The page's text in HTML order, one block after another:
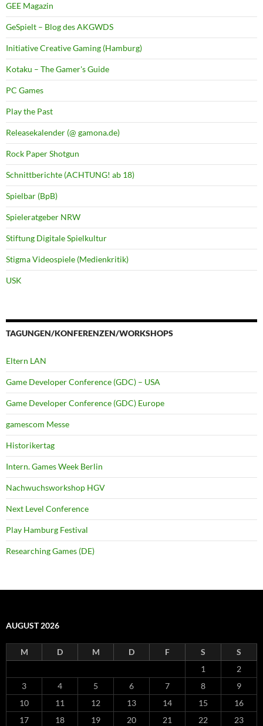
GEE Magazin
GeSpielt – Blog des AKGWDS
Initiative Creative Gaming (Hamburg)
Kotaku – The Gamer's Guide
PC Games
Play the Past
Releasekalender (@ gamona.de)
Rock Paper Shotgun
Schnittberichte (ACHTUNG! ab 18)
Spielbar (BpB)
Spieleratgeber NRW
Stiftung Digitale Spielkultur
Stigma Videospiele (Medienkritik)
USK
TAGUNGEN/KONFERENZEN/WORKSHOPS
Eltern LAN
Game Developer Conference (GDC) – USA
Game Developer Conference (GDC) Europe
gamescom Messe
Historikertag
Intern. Games Week Berlin
Nachwuchsworkshop HGV
Next Level Conference
Play Hamburg Festival
Researching Games (DE)
AUGUST 2026
M D M D F S
S
1
2
3
4 5 6 7 8
9
10
11 12 13 14 15
16
17
18 19 20 21 22
23